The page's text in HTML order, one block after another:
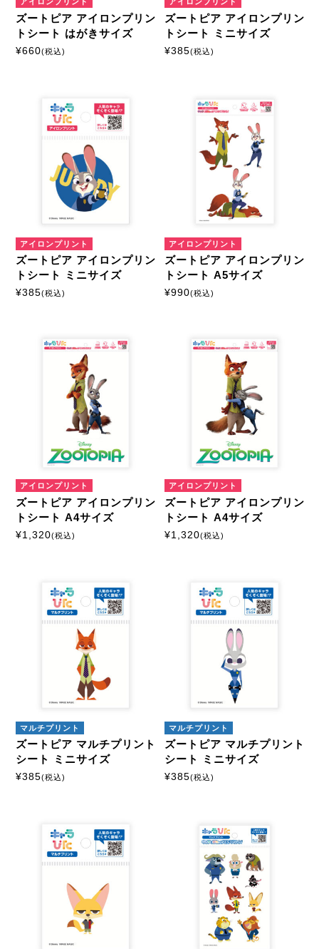
ズートピア アイロンプリン
トシート はがきサイズ
¥660(税込)
ズートピア アイロンプリン
トシート ミニサイズ
¥385(税込)
アイロンプリント
ズートピア アイロンプリン
トシート ミニサイズ
¥385(税込)
アイロンプリント
ズートピア アイロンプリン
トシート A5サイズ
¥990(税込)
アイロンプリント
ズートピア アイロンプリン
トシート A4サイズ
¥1,320(税込)
アイロンプリント
ズートピア アイロンプリン
トシート A4サイズ
¥1,320(税込)
マルチプリント
ズートピア マルチプリント
シート ミニサイズ
¥385(税込)
マルチプリント
ズートピア マルチプリント
シート ミニサイズ
¥385(税込)